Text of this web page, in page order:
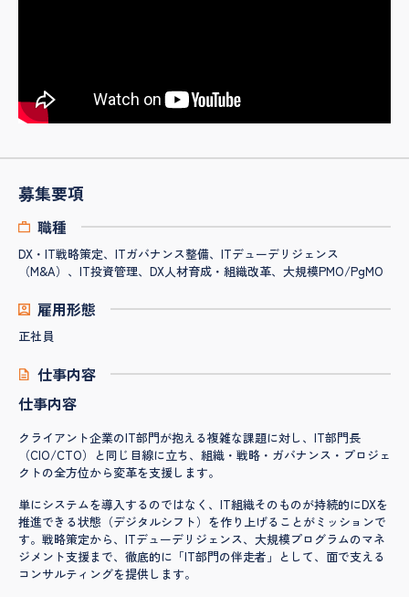
募集要項
職種
DX・IT戦略策定、ITガバナンス整備、ITデューデリジェンス
（M&A）、IT投資管理、DX人材育成・組織改革、大規模PMO/PgMO
雇用形態
正社員
仕事内容
仕事内容
クライアント企業のIT部門が抱える複雑な課題に対し、IT部門長
（CIO/CTO）と同じ目線に立ち、組織・戦略・ガバナンス・プロジェ
クトの全方位から変革を支援します。
単にシステムを導入するのではなく、IT組織そのものが持続的にDXを
推進できる状態（デジタルシフト）を作り上げることがミッションで
す。戦略策定から、ITデューデリジェンス、大規模プログラムのマネ
ジメント支援まで、徹底的に「IT部門の伴走者」として、面で支える
コンサルティングを提供します。